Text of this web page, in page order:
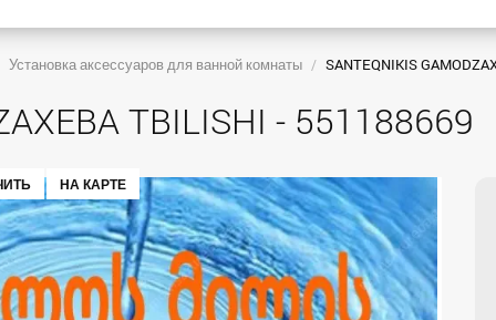
Установка аксессуаров для ванной комнаты SANTEQNIKIS
TBILISHI - 551188669
НА КАРТЕ